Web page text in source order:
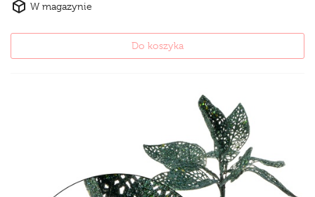
W magazynie
Do koszyka